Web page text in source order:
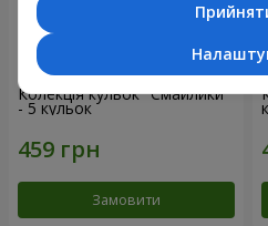
Колекція кульок "Смайлики"
- 5 кульок
Замовити